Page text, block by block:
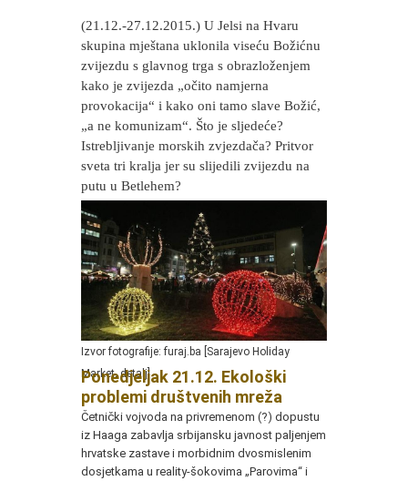
(21.12.-27.12.2015.) U Jelsi na Hvaru
skupina mještana uklonila viseću Božićnu
zvijezdu s glavnog trga s obrazloženjem
kako je zvijezda „očito namjerna
provokacija“ i kako oni tamo slave Božić,
„a ne komunizam“. Što je sljedeće?
Istrebljivanje morskih zvjezdača? Pritvor
sveta tri kralja jer su slijedili zvijezdu na
putu u Betlehem?
Izvor fotografije: furaj.ba [Sarajevo Holiday
Market, detalj]
Ponedjeljak 21.12. Ekološki
problemi društvenih mreža
Četnički vojvoda na privremenom (?) dopustu
iz Haaga zabavlja srbijansku javnost paljenjem
hrvatske zastave i morbidnim dvosmislenim
dosjetkama u reality-šokovima „Parovima“ i